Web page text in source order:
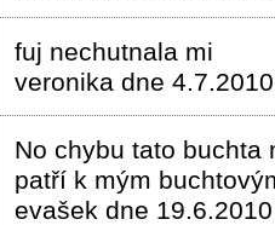
fuj nechutnala mi
veronika dne
No chybu tato buchta
patří k mým
evašek dne